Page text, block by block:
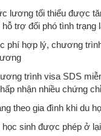
tối thiểu được
hỗ trợ đối phó tình trạng
hợp lý, chương
trình visa SDS
nhận nhiều chứng
theo gia đình khi du
sinh được phép ở lại